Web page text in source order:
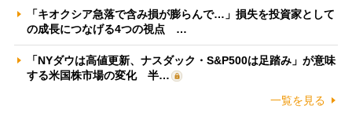
「キオクシア急落で含み損が膨らんで…」損失を投資家として
の成長につなげる4つの視点 …
「NYダウは高値更新、ナスダック・S&P500は足踏み」が意味
する米国株市場の変化 半…
一覧を見る